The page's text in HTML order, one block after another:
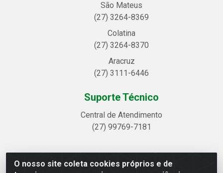
O nosso site coleta cookies próprios e de
São Mateus
(27) 3264-8369
Colatina
(27) 3264-8370
Aracruz
(27) 3111-6446
Suporte Técnico
Central de Atendimento
(27) 99769-7181
Linhavix Distribuidora LTDA - Avenida Alegre, 2521 -